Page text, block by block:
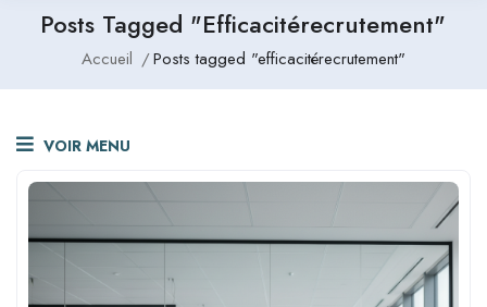
Posts Tagged "efficacitérecrutement"
Accueil Posts tagged "efficacitérecrutement"
VOIR MENU